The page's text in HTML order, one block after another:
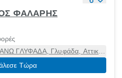
ΦΑΛΑΡΗΣ
ΓΛΥΦΑΔΑ, Γλυφάδα, Αττική,
16674Τώρα